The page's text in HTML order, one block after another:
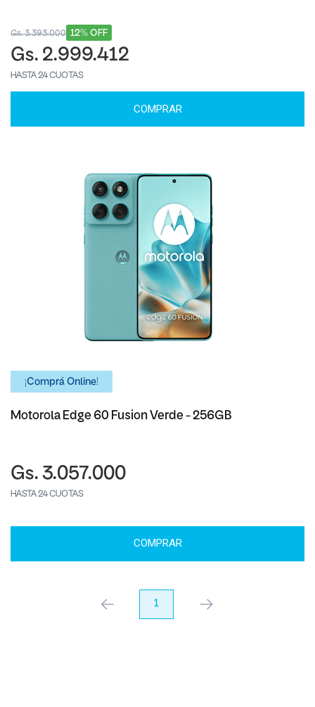
12% OFF
Gs. 3.393.000
Gs. 2.999.412
HASTA 24 CUOTAS
COMPRAR
¡Comprá Online!
Motorola Edge 60 Fusion Verde - 256GB
Gs. 3.057.000
HASTA 24 CUOTAS
COMPRAR
anterior 1 próximo